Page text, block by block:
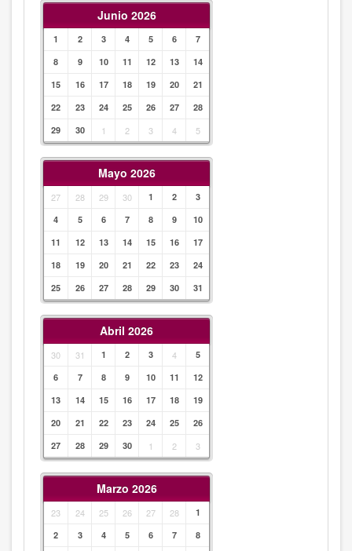
Junio 2026
1 2 3 4 5 6
7
8
9 10 11 12 13
14
15
16 17 18 19 20
21
22
23 24 25 26 27
28
29
30 1 2 3 4 5
Mayo 2026
27 28 29 30 1 2
3
4
5 6 7 8 9
10
11
12 13 14 15 16
17
18
19 20 21 22 23
24
25
26 27 28 29 30 31
Abril 2026
30 31 1 2 3 4
5
6
7 8 9 10 11
12
13
14 15 16 17 18
19
20
21 22 23 24 25
26
27
28 29 30 1 2 3
Marzo 2026
23 24 25 26 27 28
1
2
3 4 5 6 7
8